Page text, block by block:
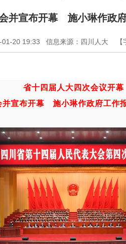
并宣布开幕 施小琳作政
01-20 19:33 信息来源：四川人大
省十四届人大四次会议开幕
并宣布开幕 施小琳作政府工作